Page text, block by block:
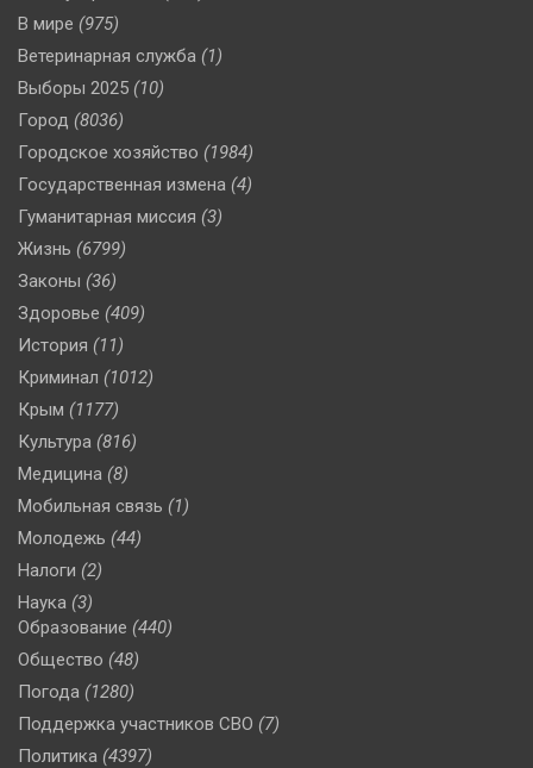
В мире (975)
Ветеринарная служба (1)
Выборы 2025 (10)
Город (8036)
Городское хозяйство (1984)
Государственная измена (4)
Гуманитарная миссия (3)
Жизнь (6799)
Законы (36)
Здоровье (409)
История (11)
Криминал (1012)
Крым (1177)
Культура (816)
Медицина (8)
Мобильная связь (1)
Молодежь (44)
Налоги (2)
Наука (3)
Образование (440)
Общество (48)
Погода (1280)
Поддержка участников СВО (7)
Политика (4397)